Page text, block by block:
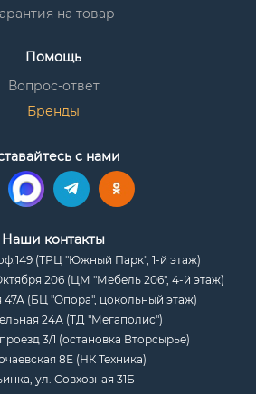
на товар
Помощь
Вопрос-ответ
Бренды
с нами
Наши контакты
(ТРЦ "Южный Парк", 1-й этаж)
206 (ЦМ "Мебель 206", 4-й этаж)
47А (БЦ "Опора", цокольный этаж)
24А (ТД "Мегаполис")
3/1 (остановка Вторсырье)
8Е (НК Техника)
ул. Совхозная 31Б